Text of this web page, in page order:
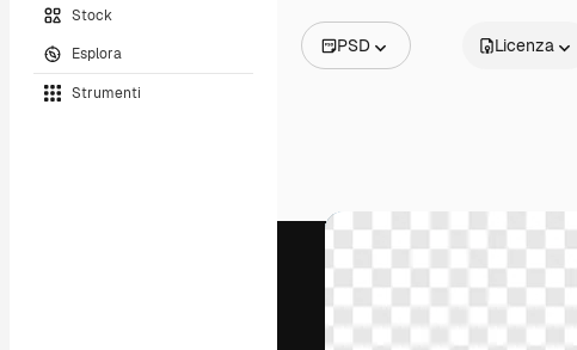
Stock
Esplora
Strumenti
PSD
Video
Icone
Modelli 3D
Font
Licenza